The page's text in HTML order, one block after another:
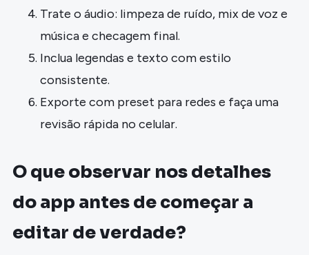
Trate o áudio: limpeza de ruído, mix de voz e
música e checagem final.
Inclua legendas e texto com estilo
consistente.
Exporte com preset para redes e faça uma
revisão rápida no celular.
O que observar nos detalhes
do app antes de começar a
editar de verdade?